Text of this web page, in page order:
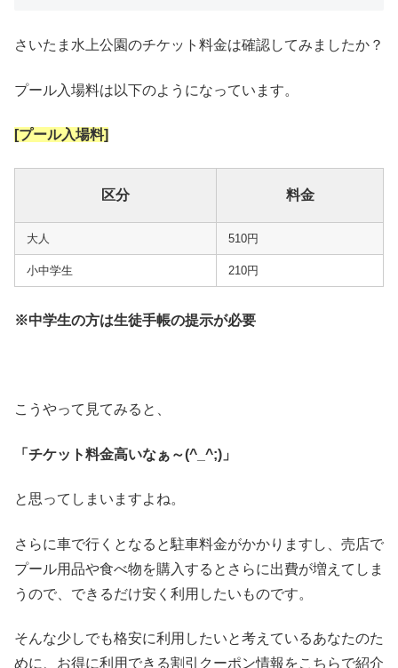
さいたま水上公園のチケット料金は確認してみましたか？
プール入場料は以下のようになっています。
[プール入場料]
区分 料金
大人 510円
小中学生 210円
※中学生の方は生徒手帳の提示が必要
こうやって見てみると、
「チケット料金高いなぁ～(^_^;)」
と思ってしまいますよね。
さらに車で行くとなると駐車料金がかかりますし、売店で
プール用品や食べ物を購入するとさらに出費が増えてしま
うので、できるだけ安く利用したいものです。
そんな少しでも格安に利用したいと考えているあなたのた
めに、お得に利用できる割引クーポン情報をこちらで紹介